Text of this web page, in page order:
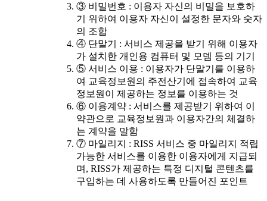
③ 비밀번호 : 이용자 자신의 비밀을 보호하
기 위하여 이용자 자신이 설정한 문자와 숫자
의 조합
④ 단말기 : 서비스 제공을 받기 위해 이용자
가 설치한 개인용 컴퓨터 및 모뎀 등의 기기
⑤ 서비스 이용 : 이용자가 단말기를 이용하
여 교육정보원의 주전산기에 접속하여 교육
정보원이 제공하는 정보를 이용하는 것
⑥ 이용계약 : 서비스를 제공받기 위하여 이
약관으로 교육정보원과 이용자간의 체결하
는 계약을 말함
⑦ 마일리지 : RISS 서비스 중 마일리지 적립
가능한 서비스를 이용한 이용자에게 지급되
며, RISS가 제공하는 특정 디지털 콘텐츠를
구입하는 데 사용하도록 만들어진 포인트